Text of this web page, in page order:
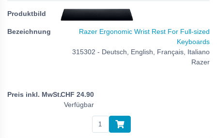
Razer Ergonomic Wrist Rest For Full-sized
Keyboards
315302 - Deutsch, English, Français, Italiano
Razer
CHF 24.90
Verfügbar